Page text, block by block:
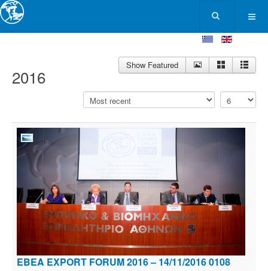
2016
Show Featured
ΕΒΕΑ EXPORT FORUM 2016 – 14/11/2016 0108